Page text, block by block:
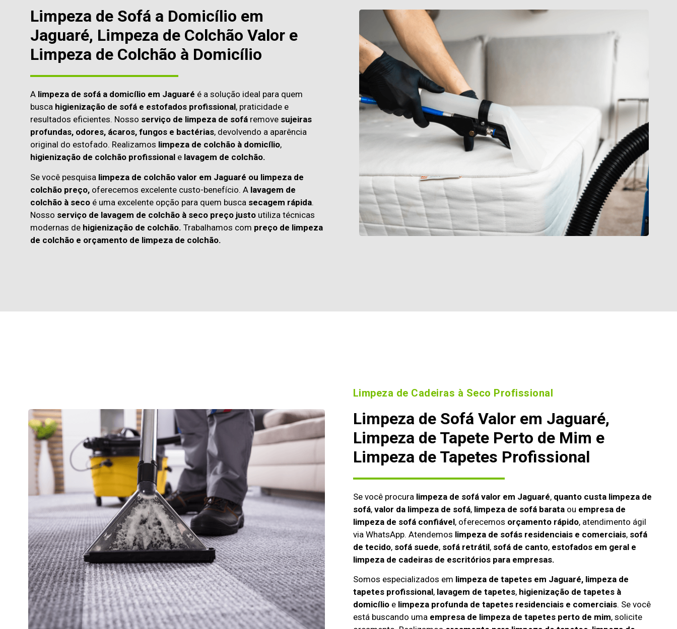
Limpeza de Sofá a Domicílio em
Jaguaré, Limpeza de Colchão Valor e
Limpeza de Colchão à Domicílio
A limpeza de sofá a domicílio em Jaguaré é a solução ideal para quem
busca higienização de sofá e estofados profissional, praticidade e
resultados eficientes. Nosso serviço de limpeza de sofá remove sujeiras
profundas, odores, ácaros, fungos e bactérias, devolvendo a aparência
original do estofado. Realizamos limpeza de colchão à domicílio,
higienização de colchão profissional e lavagem de colchão.
Se você pesquisa limpeza de colchão valor em Jaguaré ou limpeza de
colchão preço, oferecemos excelente custo-benefício. A lavagem de
colchão à seco é uma excelente opção para quem busca secagem rápida.
Nosso serviço de lavagem de colchão à seco preço justo utiliza técnicas
modernas de higienização de colchão. Trabalhamos com preço de limpeza
de colchão e orçamento de limpeza de colchão.
Limpeza de Cadeiras à Seco Profissional
Limpeza de Sofá Valor em Jaguaré,
Limpeza de Tapete Perto de Mim e
Limpeza de Tapetes Profissional
Se você procura limpeza de sofá valor em Jaguaré, quanto custa limpeza de
sofá, valor da limpeza de sofá, limpeza de sofá barataou empresa de
limpeza de sofá confiável, oferecemos orçamento rápido, atendimento ágil
via WhatsApp. Atendemos limpeza de sofás residenciais e comerciais, sofá
de tecido, sofá suede, sofá retrátil, sofá de canto, estofados em geral e
limpeza de cadeiras de escritórios para empresas.
Somos especializados em limpeza de tapetes em Jaguaré, limpeza de
tapetes profissional, lavagem de tapetes, higienização de tapetes à
domicílioe limpeza profunda de tapetes residenciais e comerciais. Se você
está buscando uma empresa de limpeza de tapetes perto de mim, solicite